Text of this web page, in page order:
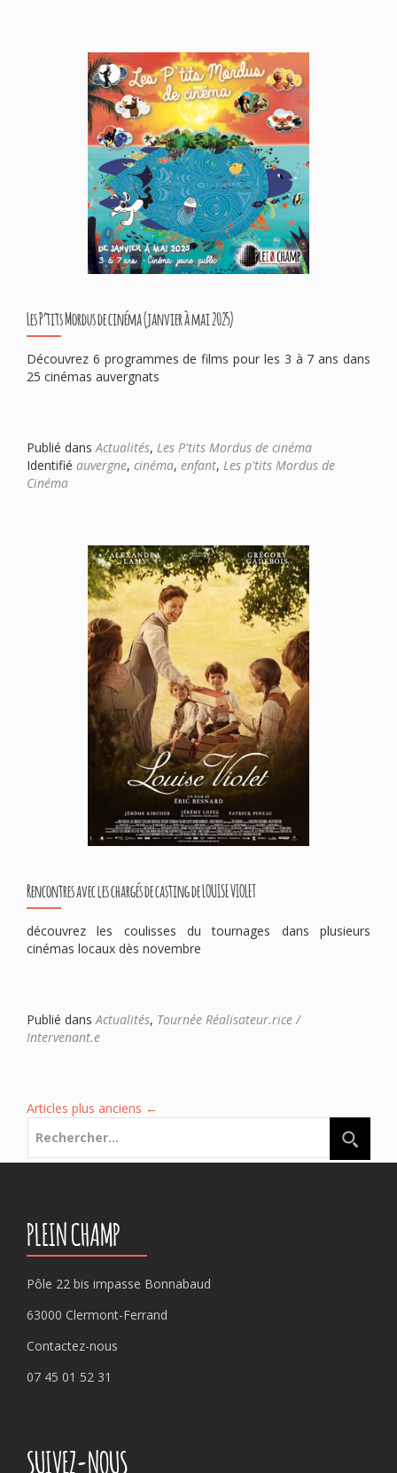
Les P’tits Mordus de cinéma (janvier à mai 2025)
Découvrez 6 programmes de films pour les 3 à 7 ans dans
25 cinémas auvergnats
Publié dansActualités, Les P'tits Mordus de cinéma
Identifié auvergne, cinéma, enfant, Les p'tits Mordus de
Cinéma
Rencontres avec les chargés de casting de LOUISE VIOLET
découvrez les coulisses du tournages dans plusieurs
cinémas locaux dès novembre
Publié dansActualités, Tournée Réalisateur.rice /
Intervenant.e
Articles plus anciens ←
PLEIN CHAMP
Pôle 22 bis impasse Bonnabaud
63000 Clermont-Ferrand
Contactez-nous
07 45 01 52 31
SUIVEZ-NOUS